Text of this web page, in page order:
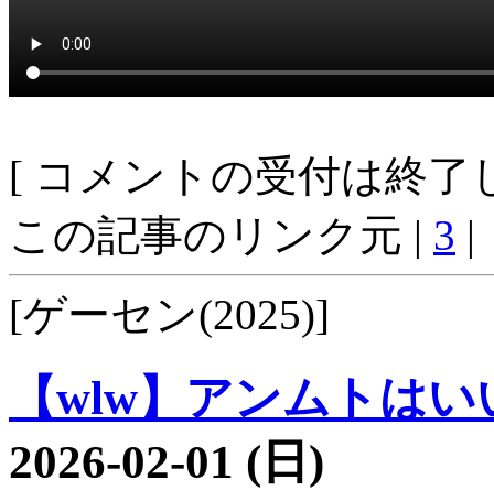
[ コメントの受付は終了
この記事のリンク元 | 3 |
[ゲーセン(2025)]
【wlw】アンムトは
2026-02-01 (日)